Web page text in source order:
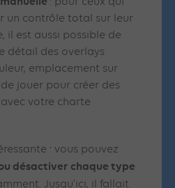
: pour ceux qui
un contrôle total sur leur
il est aussi possible de
détail des overlays
emplacement sur
de jouer pour créer des
votre charte
: vous pouvez
désactiver chaque type
Jusqu’ici, il fallait